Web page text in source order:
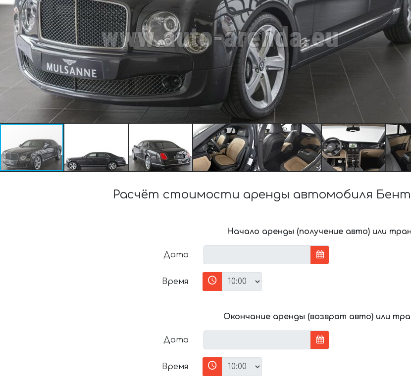
Расчёт стоимости аренды автомобиля
Начало аренды (получение авто) или
Дата
Время
Окончание аренды (возврат авто) или
Дата
Время